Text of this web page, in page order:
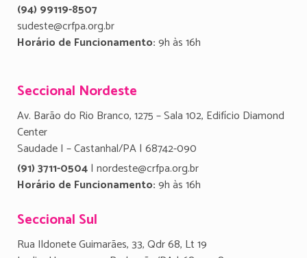
(94) 99119-8507
sudeste@crfpa.org.br
Horário de Funcionamento:9h às 16h
Seccional Nordeste
Av. Barão do Rio Branco, 1275 – Sala 102, Edifício Diamond
Center
Saudade I – Castanhal/PA | 68742-090
(91) 3711-0504| nordeste@crfpa.org.br
Horário de Funcionamento:9h às 16h
Seccional Sul
Rua Ildonete Guimarães, 33, Qdr 68, Lt 19